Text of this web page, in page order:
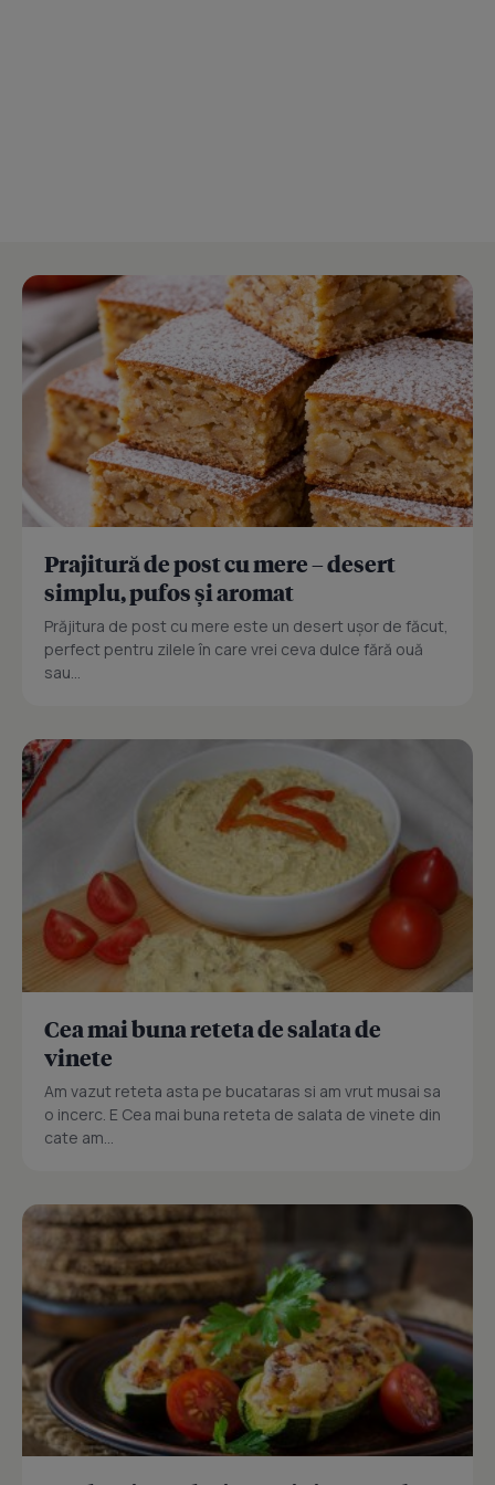
Prajitură de post cu mere – desert
simplu, pufos și aromat
Prăjitura de post cu mere este un desert ușor de făcut,
perfect pentru zilele în care vrei ceva dulce fără ouă
sau...
Cea mai buna reteta de salata de
vinete
Am vazut reteta asta pe bucataras si am vrut musai sa
o incerc. E Cea mai buna reteta de salata de vinete din
cate am...